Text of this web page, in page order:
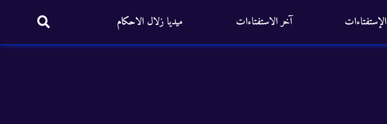
الإستفتاءات آخر الاستفتاءات ميديا زلال الاحكام